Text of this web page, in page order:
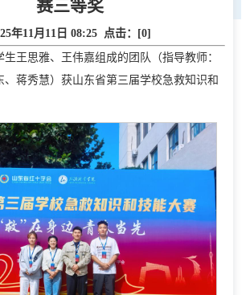
现任领导 校徽校训校风
办学定位
院规划
赛三等奖
年11月11日 08:25 点击：[0]
生王思雅、王伟嘉组成的团队（指导教师：
、蒋秀慧）获山东省第三届学校急救知识和